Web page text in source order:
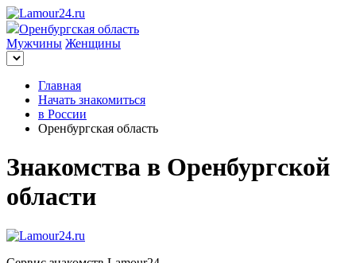
Оренбургская область
Мужчины Женщины
Главная
Начать знакомиться
в России
Оренбургская область
Знакомства в Оренбургской
области